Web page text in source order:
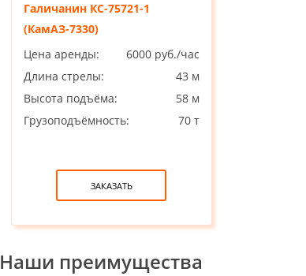
Галичанин КС-75721-1
(КамАЗ-7330)
Цена аренды:
6000 руб./час
Длина стрелы:
43 м
Высота подъёма:
58 м
Грузоподъёмность:
70 т
ЗАКАЗАТЬ
Наши преимущества